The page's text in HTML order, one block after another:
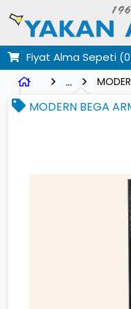
Fiyat Alma Sepeti
...
MODERN BEGA